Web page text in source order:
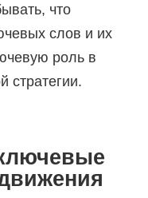
что
слов и их
роль в
стратегии.